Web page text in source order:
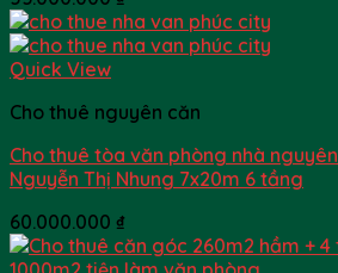
Quick View
Cho thuê nguyên căn
Cho thuê tòa văn phòng nhà
Nguyễn Thị Nhung 7x20m 6 tầng
60.000.000 ₫